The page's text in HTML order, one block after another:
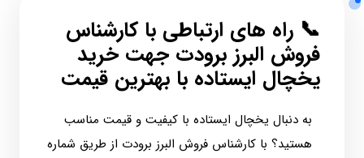
📞 راه‌ های ارتباطی با کارشناس
فروش البرز برودت جهت خرید
یخچال ایستاده با بهترین قیمت
به دنبال یخچال ایستاده با کیفیت و قیمت مناسب
هستید؟ با کارشناس فروش البرز برودت از طریق شماره